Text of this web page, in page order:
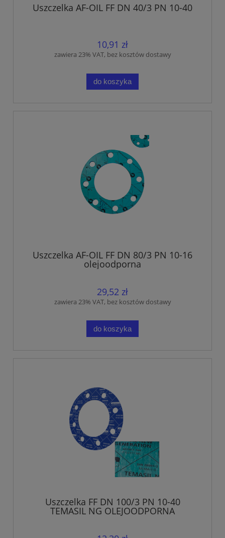
Uszczelka AF-OIL FF DN 40/3 PN 10-40
10,91 zł
zawiera 23% VAT, bez kosztów dostawy
do koszyka
Uszczelka AF-OIL FF DN 80/3 PN 10-16
olejoodporna
29,52 zł
zawiera 23% VAT, bez kosztów dostawy
do koszyka
Uszczelka FF DN 100/3 PN 10-40
TEMASIL NG OLEJOODPORNA